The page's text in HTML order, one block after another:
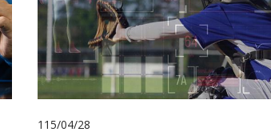
115/04/28